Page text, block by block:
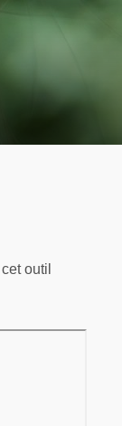
outil